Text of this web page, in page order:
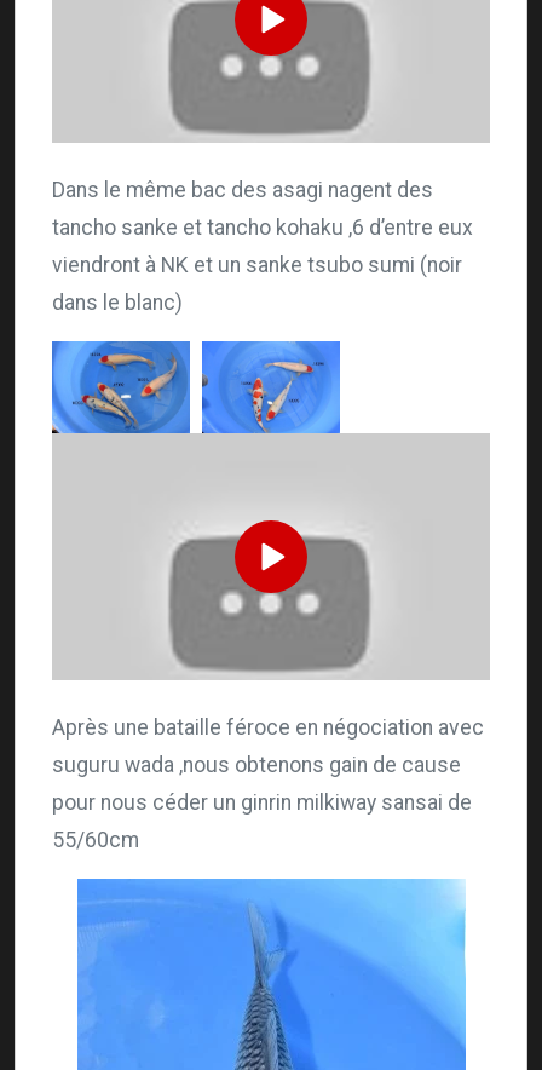
Dans le même bac des asagi nagent des
tancho sanke et tancho kohaku ,6 d’entre eux
viendront à NK et un sanke tsubo sumi (noir
dans le blanc)
Après une bataille féroce en négociation avec
suguru wada ,nous obtenons gain de cause
pour nous céder un ginrin milkiway sansai de
55/60cm